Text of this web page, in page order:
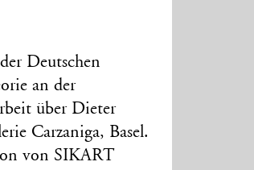
Deutschen
an der
über Dieter
Carzaniga, Basel.
von SIKART